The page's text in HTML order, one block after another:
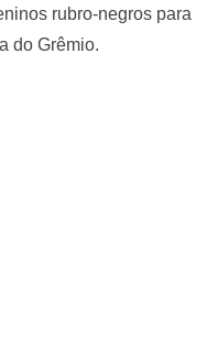
rubro-negros para
do Grêmio.